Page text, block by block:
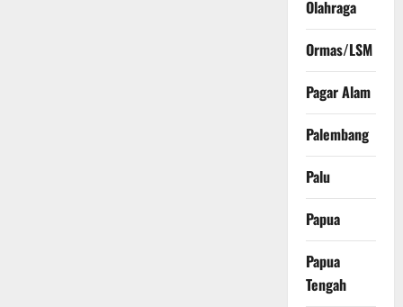
Olahraga
Ormas/LSM
Pagar Alam
Palembang
Palu
Papua
Papua
Tengah